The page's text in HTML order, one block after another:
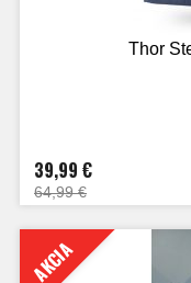
Thor
39,99 €
64,99 €
AKCIA